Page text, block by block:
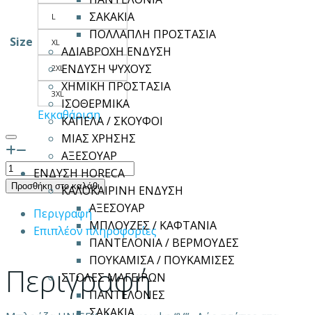
ΣΑΚΑΚΙΑ
ΠΟΛΛΑΠΛΗ ΠΡΟΣΤΑΣΙΑ
ΑΔΙΑΒΡΟΧΗ ΕΝΔΥΣΗ
ΕΝΔΥΣΗ ΨΥΧΟΥΣ
ΧΗΜΙΚΗ ΠΡΟΣΤΑΣΙΑ
ΙΣΟΘΕΡΜΙΚΑ
ΚΑΠΕΛΑ / ΣΚΟΥΦΟΙ
ΜΙΑΣ ΧΡΗΣΗΣ
ΑΞΕΣΟΥΑΡ
ΕΝΔΥΣΗ HORECA
ΚΑΛΟΚΑΙΡΙΝΗ ΕΝΔΥΣΗ
ΑΞΕΣΟΥΑΡ
ΜΠΛΟΥΖΕΣ / ΚΑΦΤΑΝΙΑ
ΠΑΝΤΕΛΟΝΙΑ / ΒΕΡΜΟΥΔΕΣ
ΠΟΥΚΑΜΙΣΑ / ΠΟΥΚΑΜΙΣΕΣ
ΣΤΟΛΕΣ ΜΑΓΕΙΡΩΝ
ΠΑΝΤΕΛΟΝΕΣ
Size
L
XL
2XL
3XL
Εκκαθάριση
Μπλούζα
CARE
ποσότητα
Προσθήκη στο καλάθι
Περιγραφή
Επιπλέον πληροφορίες
Περιγραφή